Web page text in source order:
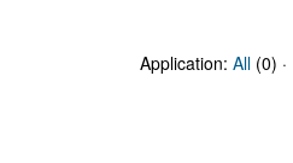
Application: All (0) ·